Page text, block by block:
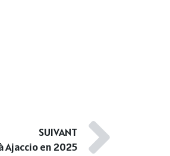
SUIVANT
Ajaccio en 2025